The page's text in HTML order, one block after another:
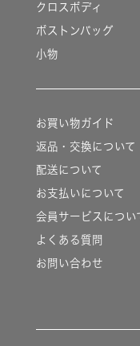
クロスボディ
ボストンバッグ
小物
お買い物ガイド
返品・交換について
配送について
お支払いについて
会員サービスについ
よくある質問
お問い合わせ